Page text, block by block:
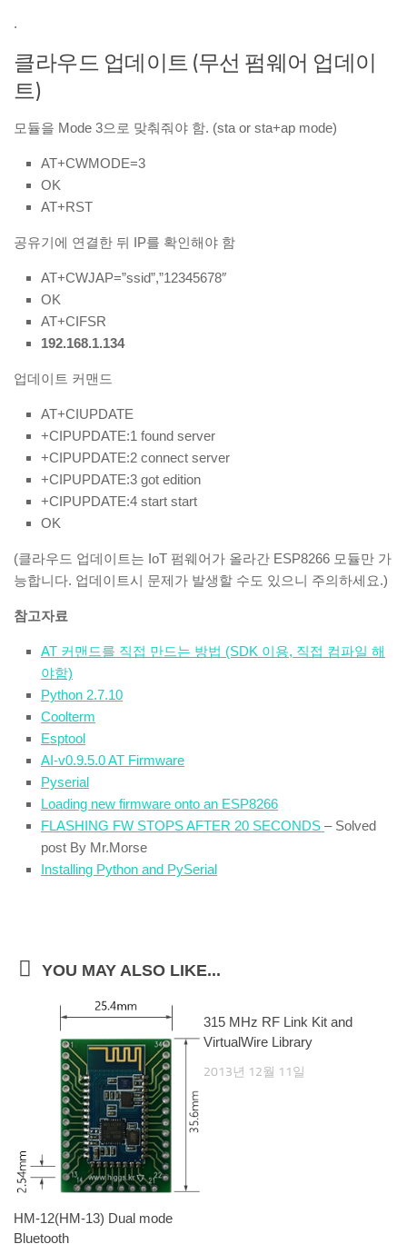
.
클라우드 업데이트 (무선 펌웨어 업데이
트)
모듈을 Mode 3으로 맞춰줘야 함. (sta or sta+ap mode)
AT+CWMODE=3
OK
AT+RST
공유기에 연결한 뒤 IP를 확인해야 함
AT+CWJAP=”ssid”,”12345678″
OK
AT+CIFSR
192.168.1.134
업데이트 커맨드
AT+CIUPDATE
+CIPUPDATE:1 found server
+CIPUPDATE:2 connect server
+CIPUPDATE:3 got edition
+CIPUPDATE:4 start start
OK
(클라우드 업데이트는 IoT 펌웨어가 올라간 ESP8266 모듈만 가
능합니다. 업데이트시 문제가 발생할 수도 있으니 주의하세요.)
참고자료
AT 커맨드를 직접 만드는 방법 (SDK 이용, 직접 컴파일 해
야함)
Python 2.7.10
Coolterm
Esptool
AI-v0.9.5.0 AT Firmware
Pyserial
Loading new firmware onto an ESP8266
FLASHING FW STOPS AFTER 20 SECONDS – Solved
post By Mr.Morse
Installing Python and PySerial
YOU MAY ALSO LIKE...
HM-12(HM-13) Dual mode
Bluetooth
315 MHz RF Link Kit and
VirtualWire Library
2013년 12월 11일